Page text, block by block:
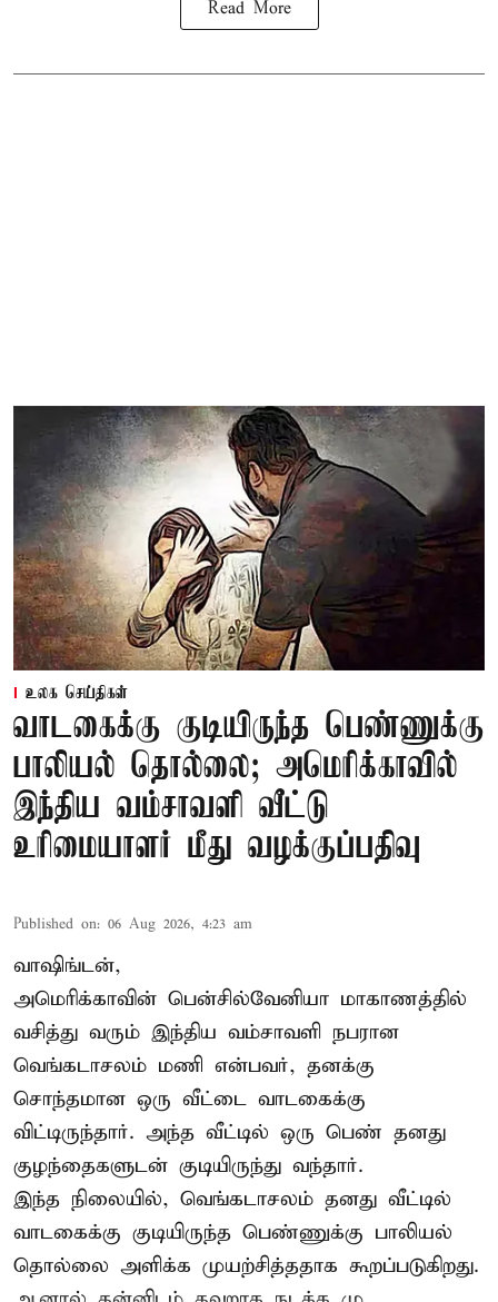
Read More
உலக செய்திகள்
வாடகைக்கு குடியிருந்த பெண்ணுக்கு
பாலியல் தொல்லை; அமெரிக்காவில்
இந்திய வம்சாவளி வீட்டு
உரிமையாளர் மீது வழக்குப்பதிவு
Published on: 06 Aug 2026, 4:23 am
வாஷிங்டன்,
அமெரிக்காவின் பென்சில்வேனியா மாகாணத்தில்
வசித்து வரும் இந்திய வம்சாவளி நபரான
வெங்கடாசலம் மணி என்பவர், தனக்கு
சொந்தமான ஒரு வீட்டை வாடகைக்கு
விட்டிருந்தார். அந்த வீட்டில் ஒரு பெண் தனது
குழந்தைகளுடன் குடியிருந்து வந்தார்.
இந்த நிலையில், வெங்கடாசலம் தனது வீட்டில்
வாடகைக்கு குடியிருந்த பெண்ணுக்கு பாலியல்
தொல்லை அளிக்க முயற்சித்ததாக கூறப்படுகிறது.